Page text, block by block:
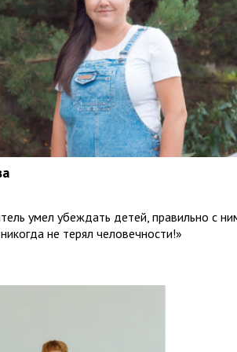
умел убеждать детей, правильно с
не терял человечности!»